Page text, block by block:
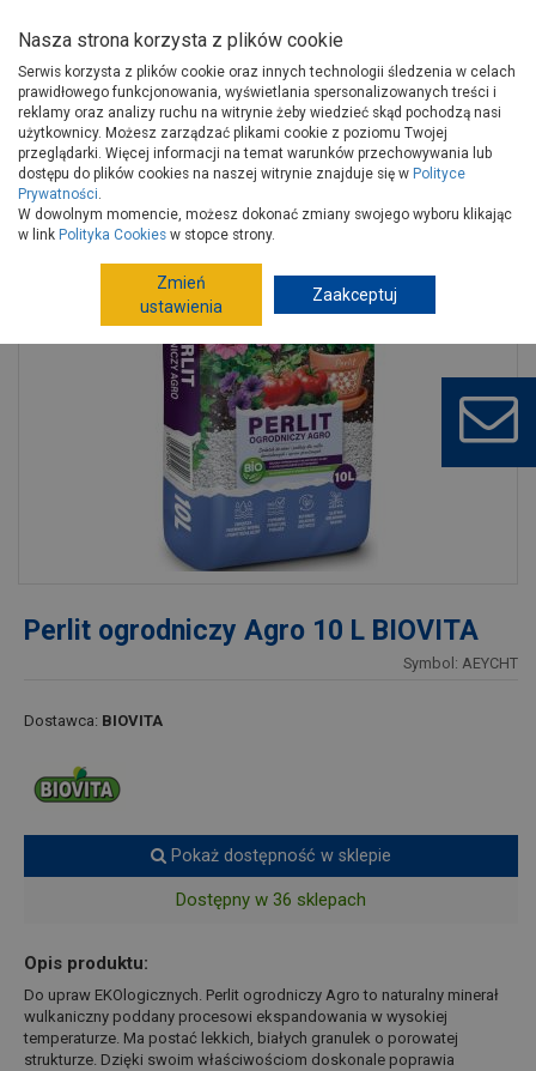
Strona główna Wokół domu
Ogród, hobby
Kamień w ogrodzie
Kamień w ogrodzie
Perlit ogrodniczy Agro 10 L BIOVITA
Perlit ogrodniczy Agro 10 L BIOVITA
Symbol: AEYCHT
Dostawca: BIOVITA
Pokaż dostępność w sklepie
Dostępny w 36 sklepach
Opis produktu:
Do upraw EKOlogicznych. Perlit ogrodniczy Agro to naturalny minerał
wulkaniczny poddany procesowi ekspandowania w wysokiej
temperaturze. Ma postać lekkich, białych granulek o porowatej
strukturze. Dzięki swoim właściwościom doskonale poprawia
Nasza strona korzysta z plików cookie
Serwis korzysta z plików cookie oraz innych technologii śledzenia w celach
prawidłowego funkcjonowania, wyświetlania spersonalizowanych treści i
reklamy oraz analizy ruchu na witrynie żeby wiedzieć skąd pochodzą nasi
użytkownicy. Możesz zarządzać plikami cookie z poziomu Twojej
przeglądarki. Więcej informacji na temat warunków przechowywania lub
dostępu do plików cookies na naszej witrynie znajduje się w Polityce
Prywatności.
W dowolnym momencie, możesz dokonać zmiany swojego wyboru klikając
w link Polityka Cookies w stopce strony.
Zmień
ustawienia
Zaakceptuj